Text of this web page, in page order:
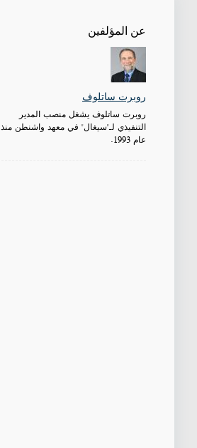
عن المؤلفين
روبرت ساتلوف
روبرت ساتلوف يشغل منصب المدير
التنفيذي لـ"سيغال" في معهد واشنطن منذ
عام 1993.